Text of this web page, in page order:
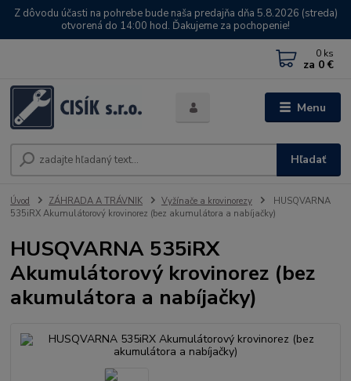
Z dôvodu účasti na pohrebe bude naša predajňa dňa 5.8.2026 (streda)
otvorená do 14:00 hod. Ďakujeme za pochopenie!
Menu
Hľadať
0 ks
za 0 €
Úvod ZÁHRADA A TRÁVNIK Vyžínače a krovinorezy
HUSQVARNA
535iRX Akumulátorový krovinorez (bez akumulátora a nabíjačky)
HUSQVARNA 535iRX
Akumulátorový krovinorez (bez
akumulátora a nabíjačky)